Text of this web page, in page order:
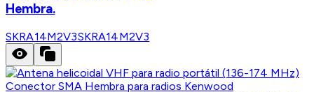
Hembra.
SKRA14M2V3SKRA14M2V3